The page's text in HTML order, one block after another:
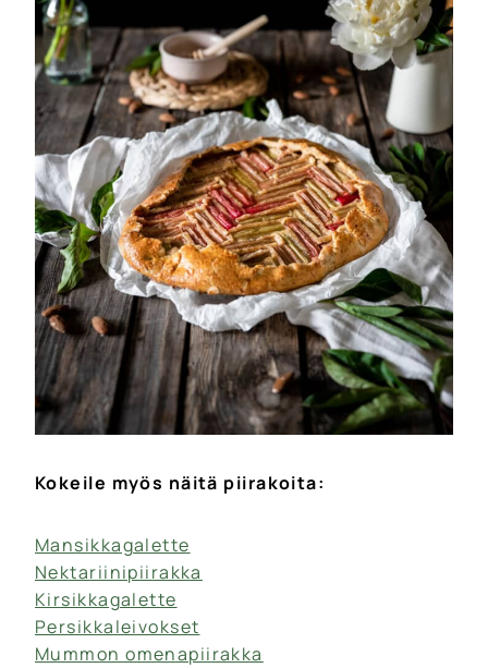
Kokeile myös näitä piirakoita:
Mansikkagalette
Nektariinipiirakka
Kirsikkagalette
Persikkaleivokset
Mummon omenapiirakka